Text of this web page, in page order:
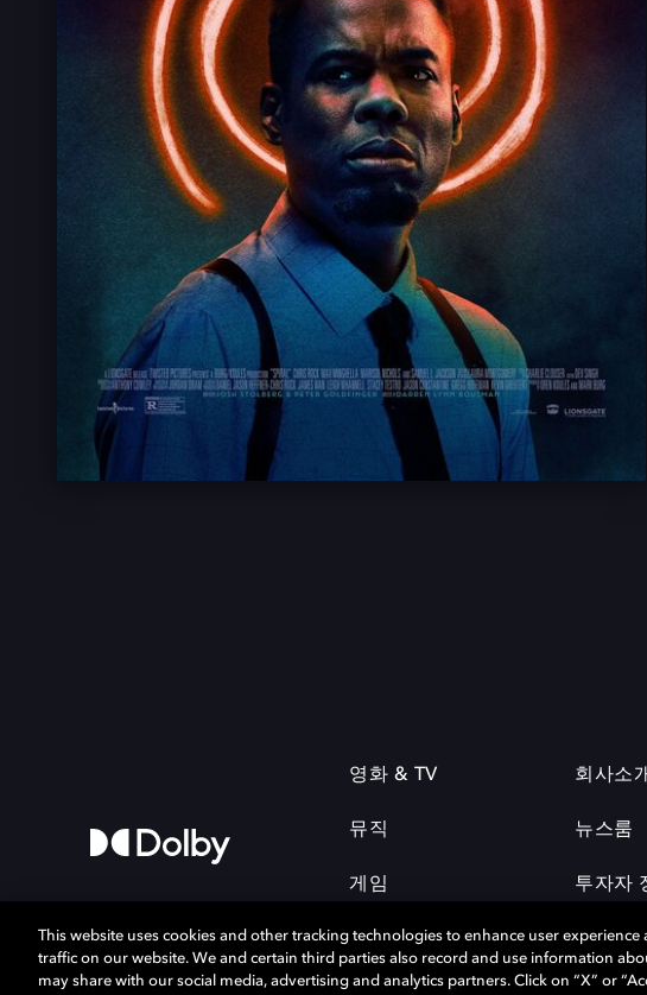
영화 & TV
뮤직
게임
회사소
뉴스룸
투자자
This website uses cookies and other tracking technologies to enhance user
traffic on our website. We and certain third parties also record and use information
may share with our social media, advertising and analytics partners. Click on “X” or